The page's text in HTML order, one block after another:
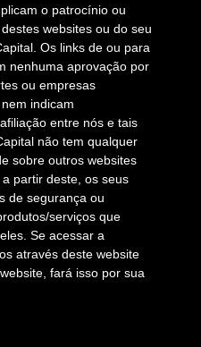
o patrocínio ou
websites ou do seu
Os links de ou para
nenhuma aprovação por
ou empresas
indicam
entre nós e tais
não tem qualquer
sobre outros websites
partir deste, os seus
de segurança ou
serviços que
Se acessar a
através deste website
fará isso por sua